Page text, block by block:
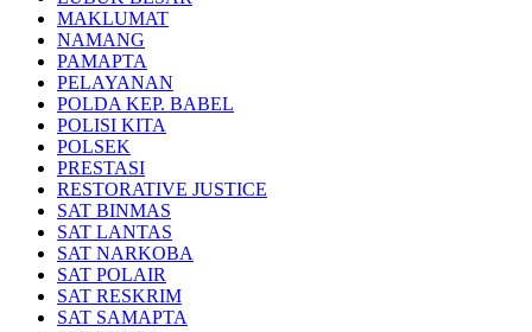
MAKLUMAT
NAMANG
PAMAPTA
PELAYANAN
POLDA KEP. BABEL
POLISI KITA
POLSEK
PRESTASI
RESTORATIVE JUSTICE
SAT BINMAS
SAT LANTAS
SAT NARKOBA
SAT POLAIR
SAT RESKRIM
SAT SAMAPTA